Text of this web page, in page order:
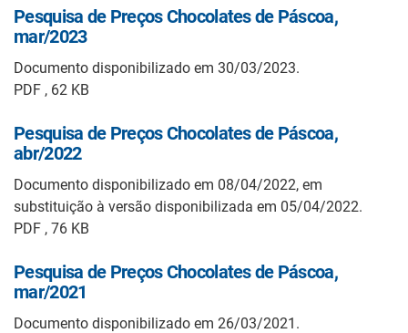
Pesquisa de Preços Chocolates de Páscoa,
mar/2023
Documento disponibilizado em 30/03/2023.
PDF , 62 KB
Pesquisa de Preços Chocolates de Páscoa,
abr/2022
Documento disponibilizado em 08/04/2022, em
substituição à versão disponibilizada em 05/04/2022.
PDF , 76 KB
Pesquisa de Preços Chocolates de Páscoa,
mar/2021
Documento disponibilizado em 26/03/2021.